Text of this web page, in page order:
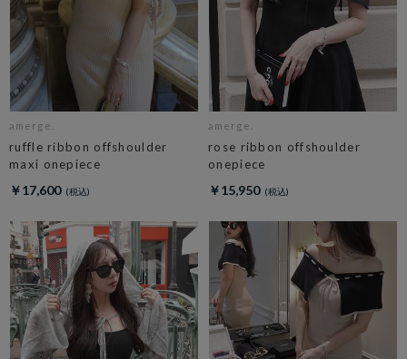
amerge.
ruffle ribbon offshoulder
maxi onepiece
￥17,600
amerge.
rose ribbon offshoulder
onepiece
￥15,950